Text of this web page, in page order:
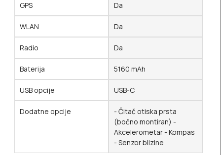
GPS Da
WLAN Da
Radio Da
Baterija 5160 mAh
USB opcije USB-C
Dodatne opcije
- Čitač otiska prsta
(bočno montiran) -
Akcelerometar - Kompas
- Senzor blizine